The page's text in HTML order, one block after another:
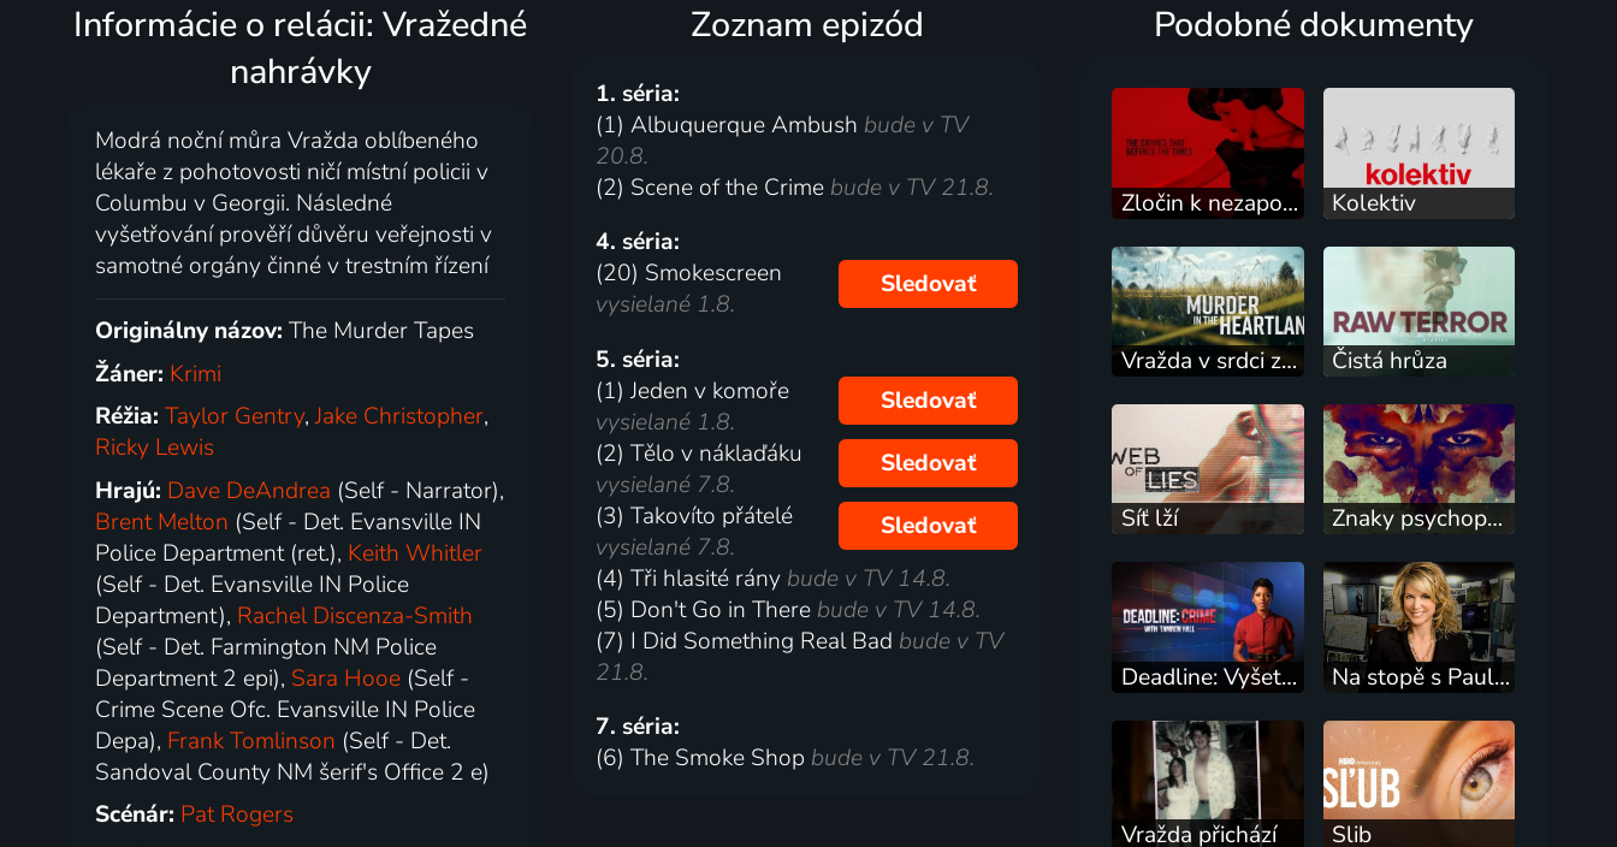
Informácie o relácii: Vražedné
nahrávky
Modrá noční můra Vražda oblíbeného
lékaře z pohotovosti ničí místní policii v
Columbu v Georgii. Následné
vyšetřování prověří důvěru veřejnosti v
samotné orgány činné v trestním řízení
Originálny názov:The Murder Tapes
Žáner: Krimi
Réžia:Taylor Gentry,Jake Christopher,
Ricky Lewis
Hrajú: Dave DeAndrea (Self - Narrator),
Brent Melton (Self - Det. Evansville IN
Police Department (ret.), Keith Whitler
(Self - Det. Evansville IN Police
Department), Rachel Discenza-Smith
(Self - Det. Farmington NM Police
Department 2 epi), Sara Hooe (Self -
Crime Scene Ofc. Evansville IN Police
Depa), Frank Tomlinson (Self - Det.
Sandoval County NM šerif's Office 2 e)
Scénár: Pat Rogers
Zoznam epizód
1. séria:
(1) Albuquerque Ambush bude v TV
20.8.
(2) Scene of the Crime bude v TV 21.8.
4. séria:
(20) Smokescreen
vysielané 1.8.
Sledovať
5. séria:
(1) Jeden v komoře
vysielané 1.8.
Sledovať
(2) Tělo v náklaďáku
vysielané 7.8.
Sledovať
(3) Takovíto přátelé
vysielané 7.8.
Sledovať
(4) Tři hlasité rány bude v TV 14.8.
(5) Don't Go in There bude v TV 14.8.
(7) I Did Something Real Bad bude v TV
21.8.
7. séria:
(6) The Smoke Shop bude v TV 21.8.
Podobné dokumenty
Zločin k nezapomenutí Kolektiv
Vražda v srdci země Čistá hrůza
Síť lží Znaky psychopata
Deadline: Vyšetřování s Tamron Hallovou Na stopě s Paulou Zahnovou
Vražda přichází Slib